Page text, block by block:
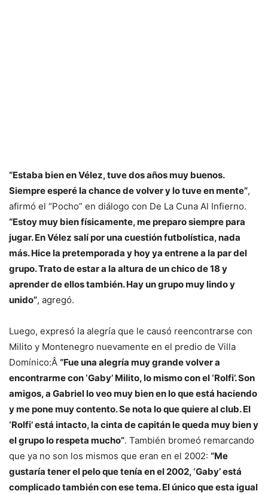
“Estaba bien en Vélez, tuve dos años muy buenos.
Siempre esperé la chance de volver y lo tuve en mente”,
afirmó el “Pocho” en diálogo con De La Cuna Al Infierno.
“Estoy muy bien físicamente, me preparo siempre para
jugar. En Vélez salí por una cuestión futbolística, nada
más. Hice la pretemporada y hoy ya entrene a la par del
grupo. Trato de estar a la altura de un chico de 18 y
aprender de ellos también. Hay un grupo muy lindo y
unido”, agregó.
Luego, expresó la alegría que le causó reencontrarse con
Milito y Montenegro nuevamente en el predio de Villa
Domínico:Â “Fue una alegría muy grande volver a
encontrarme con ‘Gaby’ Milito, lo mismo con el ‘Rolfi’. Son
amigos, a Gabriel lo veo muy bien en lo que está haciendo
y me pone muy contento. Se nota lo que quiere al club. El
‘Rolfi’ está intacto, la cinta de capitán le queda muy bien y
el grupo lo respeta mucho”. También bromeó remarcando
que ya no son los mismos que eran en el 2002: “Me
gustaría tener el pelo que tenía en el 2002, ‘Gaby’ está
complicado también con ese tema. El único que esta igual